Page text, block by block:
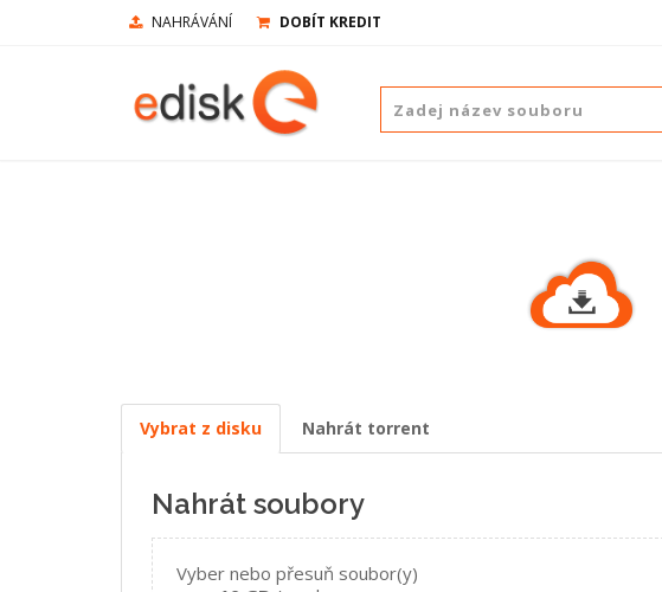
NAHRÁVÁNÍ DOBÍT KREDIT
Vybrat z disku Nahrát torrent
Nahrát soubory
Vyber nebo přesuň soubor(y)